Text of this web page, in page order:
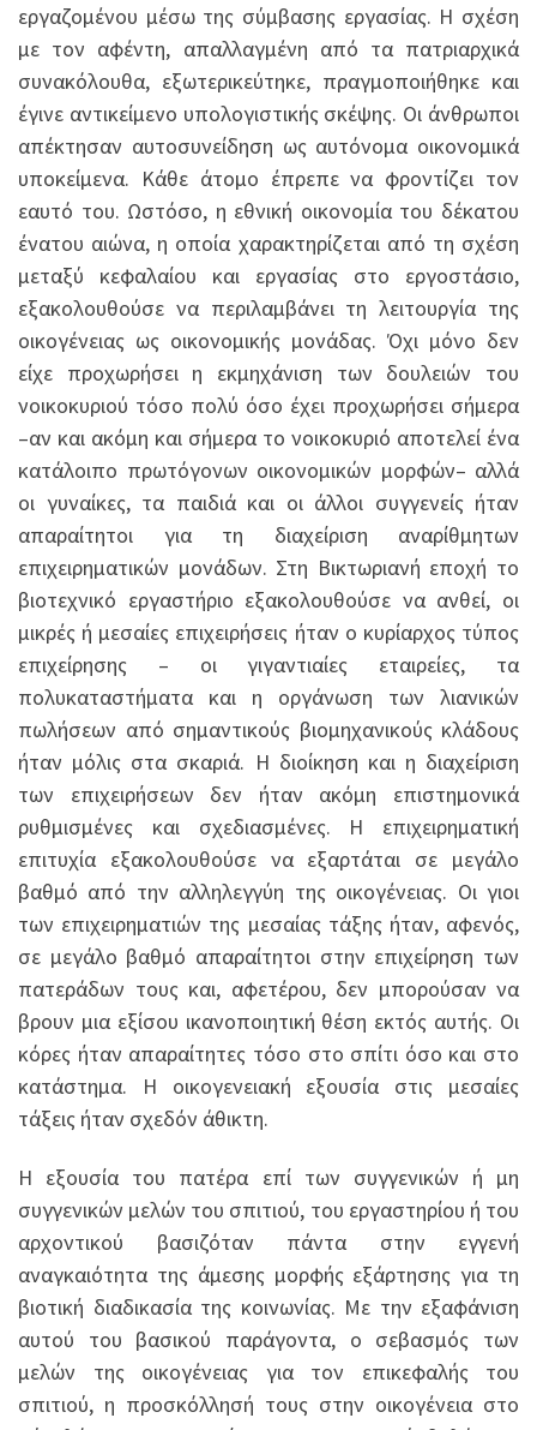
εργαζομένου μέσω της σύμβασης εργασίας. Η σχέση
με τον αφέντη, απαλλαγμένη από τα πατριαρχικά
συνακόλουθα, εξωτερικεύτηκε, πραγμοποιήθηκε και
έγινε αντικείμενο υπολογιστικής σκέψης. Οι άνθρωποι
απέκτησαν αυτοσυνείδηση ως αυτόνομα οικονομικά
υποκείμενα. Κάθε άτομο έπρεπε να φροντίζει τον
εαυτό του. Ωστόσο, η εθνική οικονομία του δέκατου
ένατου αιώνα, η οποία χαρακτηρίζεται από τη σχέση
μεταξύ κεφαλαίου και εργασίας στο εργοστάσιο,
εξακολουθούσε να περιλαμβάνει τη λειτουργία της
οικογένειας ως οικονομικής μονάδας. Όχι μόνο δεν
είχε προχωρήσει η εκμηχάνιση των δουλειών του
νοικοκυριού τόσο πολύ όσο έχει προχωρήσει σήμερα
–αν και ακόμη και σήμερα το νοικοκυριό αποτελεί ένα
κατάλοιπο πρωτόγονων οικονομικών μορφών– αλλά
οι γυναίκες, τα παιδιά και οι άλλοι συγγενείς ήταν
απαραίτητοι για τη διαχείριση αναρίθμητων
επιχειρηματικών μονάδων. Στη Βικτωριανή εποχή το
βιοτεχνικό εργαστήριο εξακολουθούσε να ανθεί, οι
μικρές ή μεσαίες επιχειρήσεις ήταν ο κυρίαρχος τύπος
επιχείρησης – οι γιγαντιαίες εταιρείες, τα
πολυκαταστήματα και η οργάνωση των λιανικών
πωλήσεων από σημαντικούς βιομηχανικούς κλάδους
ήταν μόλις στα σκαριά. Η διοίκηση και η διαχείριση
των επιχειρήσεων δεν ήταν ακόμη επιστημονικά
ρυθμισμένες και σχεδιασμένες. Η επιχειρηματική
επιτυχία εξακολουθούσε να εξαρτάται σε μεγάλο
βαθμό από την αλληλεγγύη της οικογένειας. Οι γιοι
των επιχειρηματιών της μεσαίας τάξης ήταν, αφενός,
σε μεγάλο βαθμό απαραίτητοι στην επιχείρηση των
πατεράδων τους και, αφετέρου, δεν μπορούσαν να
βρουν μια εξίσου ικανοποιητική θέση εκτός αυτής. Οι
κόρες ήταν απαραίτητες τόσο στο σπίτι όσο και στο
κατάστημα. Η οικογενειακή εξουσία στις μεσαίες
τάξεις ήταν σχεδόν άθικτη.
Η εξουσία του πατέρα επί των συγγενικών ή μη
συγγενικών μελών του σπιτιού, του εργαστηρίου ή του
αρχοντικού βασιζόταν πάντα στην εγγενή
αναγκαιότητα της άμεσης μορφής εξάρτησης για τη
βιοτική διαδικασία της κοινωνίας. Με την εξαφάνιση
αυτού του βασικού παράγοντα, ο σεβασμός των
μελών της οικογένειας για τον επικεφαλής του
σπιτιού, η προσκόλλησή τους στην οικογένεια στο